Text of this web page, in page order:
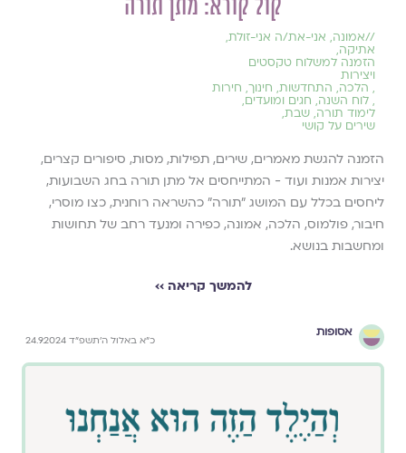
קול קורא: מתן תורה
//אמונה, אני-את/ה אני-זולת,
אתיקה,
הזמנה למשלוח טקסטים
ויצירות
, הלכה, התחדשות, חינוך, חירות
, לוח השנה, חגים ומועדים,
לימוד תורה, שבת,
שירים על קושי
הזמנה להגשת מאמרים, שירים, תפילות, מסות, סיפורים קצרים,
יצירות אמנות ועוד - המתייחסים אל מתן תורה בחג השבועות,
ליחסים בכלל עם המושג ״תורה״ כהשראה רוחנית, כצו מוסרי,
חיבור, פולמוס, הלכה, אמונה, כפירה ומנעד רחב של תחושות
ומחשבות בנושא.
להמשך קריאה ››
אסופות
כ״א באלול ה׳תשפ״ד 24.9.2024